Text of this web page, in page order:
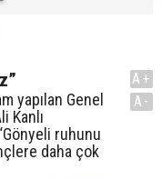
yapılan Genel
Kanlı
ruhunu
daha çok
A+
A-